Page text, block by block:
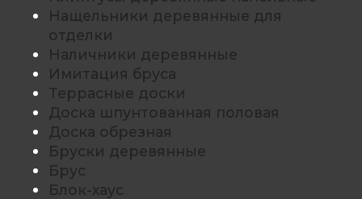
Нащельники деревянные для
отделки
Наличники деревянные
Имитация бруса
Террасные доски
Доска шпунтованная половая
Доска обрезная
Бруски деревянные
Брус
Блок-хаус